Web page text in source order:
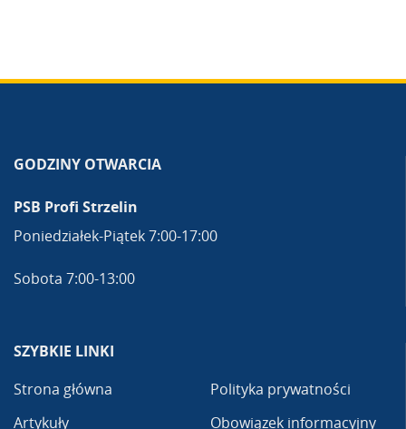
GODZINY OTWARCIA
PSB Profi Strzelin
Poniedziałek-Piątek 7:00-17:00
Sobota 7:00-13:00
SZYBKIE LINKI
Strona główna
Artykuły
Polityka prywatności
Obowiązek informacyjny